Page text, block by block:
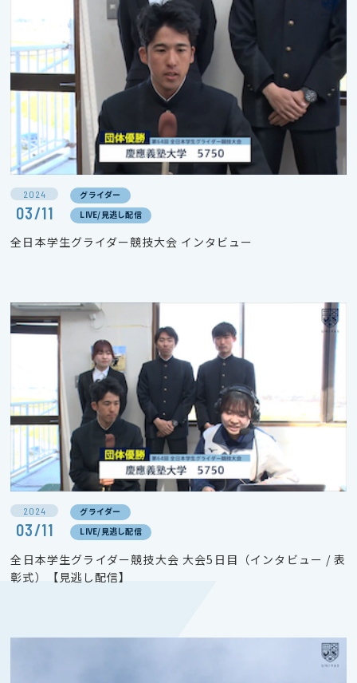
2024
03/11
グライダー
LIVE/見逃し配信
全日本学生グライダー競技大会 インタビュー
2024
03/11
グライダー
LIVE/見逃し配信
全日本学生グライダー競技大会 大会5日目（インタビュー / 表
彰式）【見逃し配信】